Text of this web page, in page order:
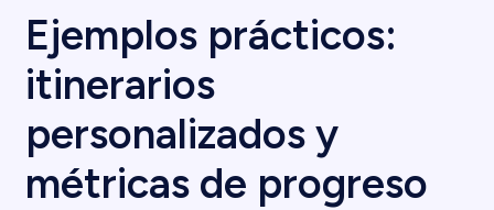
Ejemplos prácticos:
itinerarios
personalizados y
métricas de progreso